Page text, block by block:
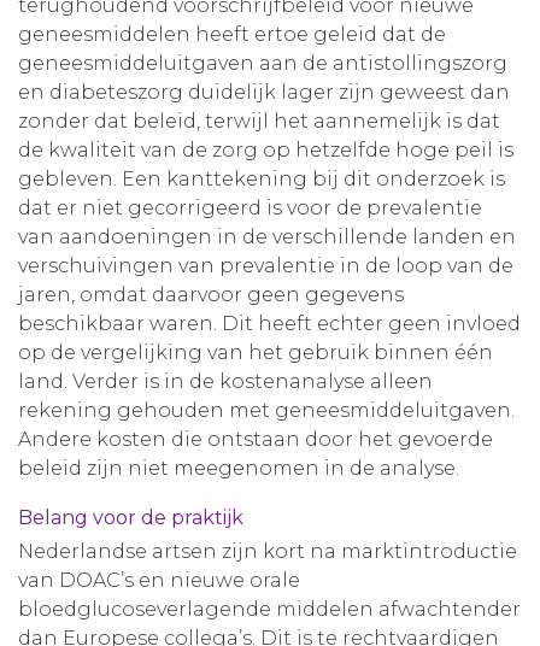
terughoudend voorschrijfbeleid voor nieuwe
geneesmiddelen heeft ertoe geleid dat de
geneesmiddeluitgaven aan de antistollingszorg
en diabeteszorg duidelijk lager zijn geweest dan
zonder dat beleid, terwijl het aannemelijk is dat
de kwaliteit van de zorg op hetzelfde hoge peil is
gebleven. Een kanttekening bij dit onderzoek is
dat er niet gecorrigeerd is voor de prevalentie
van aandoeningen in de verschillende landen en
verschuivingen van prevalentie in de loop van de
jaren, omdat daarvoor geen gegevens
beschikbaar waren. Dit heeft echter geen invloed
op de vergelijking van het gebruik binnen één
land. Verder is in de kostenanalyse alleen
rekening gehouden met geneesmiddeluitgaven.
Andere kosten die ontstaan door het gevoerde
beleid zijn niet meegenomen in de analyse.
Belang voor de praktijk
Nederlandse artsen zijn kort na marktintroductie
van DOAC’s en nieuwe orale
bloedglucoseverlagende middelen afwachtender
dan Europese collega’s. Dit is te rechtvaardigen